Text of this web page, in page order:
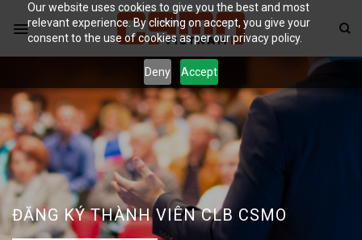
Our website uses cookies to give you the best and most
relevant experience. By clicking on accept, you give your
consent to the use of cookies as per our privacy policy.
Deny Accept
ĐĂNG KÝ THÀNH VIÊN CLB CSMO